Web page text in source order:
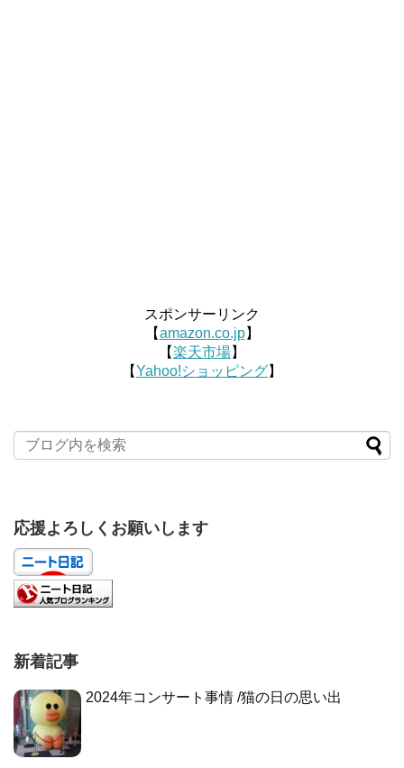
スポンサーリンク
【amazon.co.jp】
【楽天市場】
【Yahoo!ショッピング】
応援よろしくお願いします
新着記事
2024年コンサート事情 /猫の日の思い出